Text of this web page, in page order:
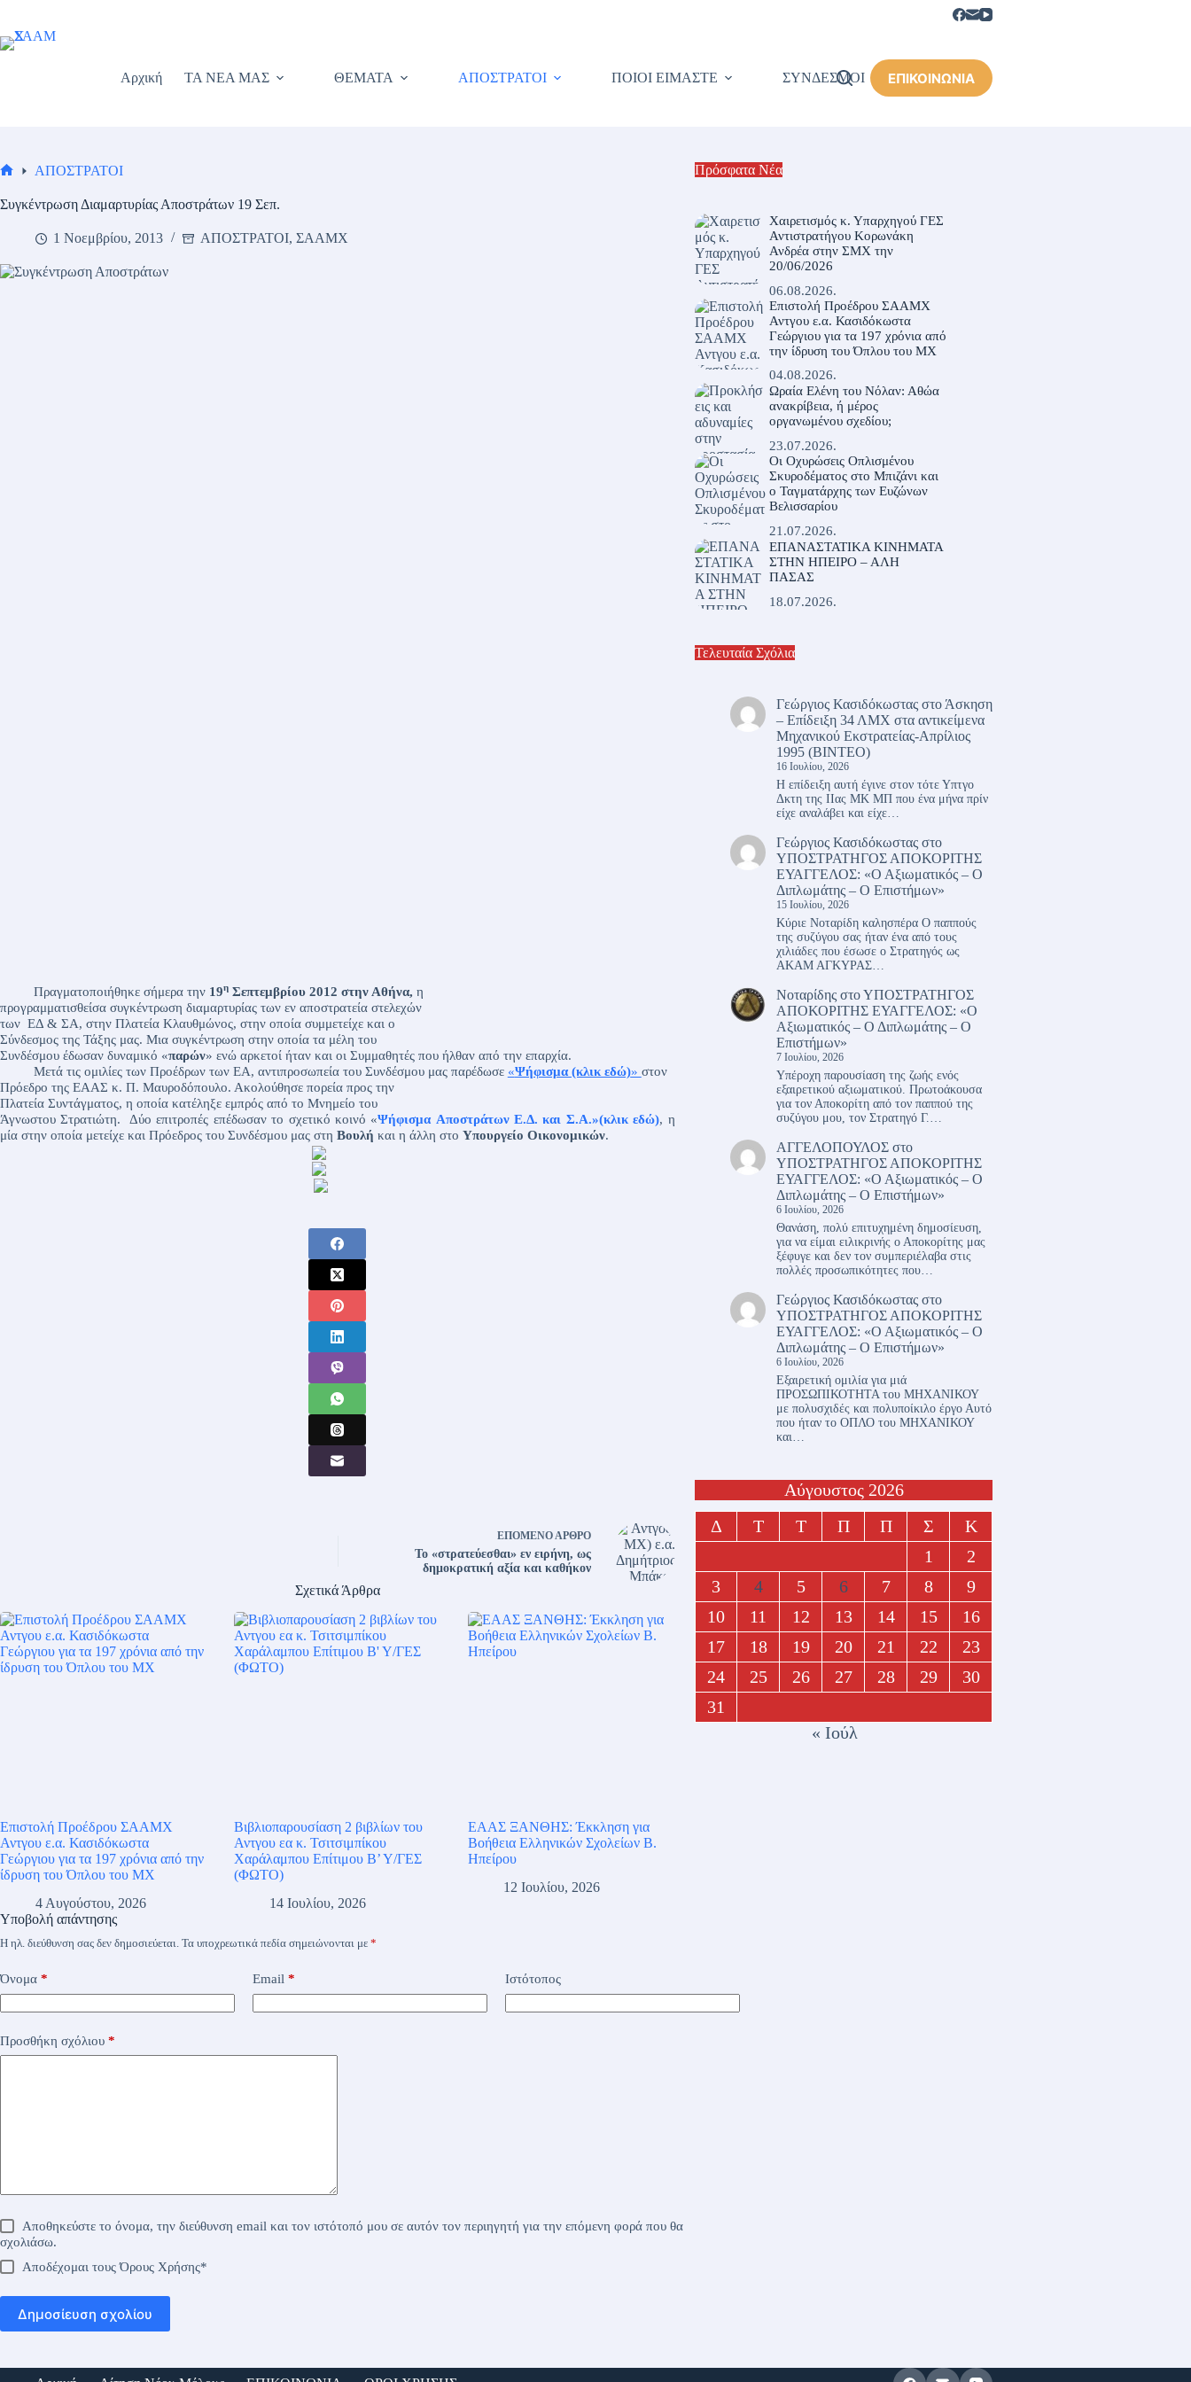
περιεχόμενο
Αρχική ΤΑ ΝΕΑ ΜΑΣ ΘΕΜΑΤΑ ΑΠΟΣΤΡΑΤΟΙ ΠΟΙΟΙ ΕΙΜΑΣΤΕ ΣΥΝΔΕΣΜΟΙ ΕΠΙΚΟΙΝΩΝΙΑ
σελίδα
ΑΠΟΣΤΡΑΤΟΙ
Συγκέντρωση Διαμαρτυρίας Αποστράτων 19 Σεπ.
1 Νοεμβρίου, 2013 ΑΠΟΣΤΡΑΤΟΙ, ΣΑΑΜΧ
Πραγματοποιήθηκε σήμερα την19ηΣεπτεμβρίου 2012 στην Αθήνα, η
προγραμματισθείσα συγκέντρωση διαμαρτυρίας των εν αποστρατεία στελεχών
των ΕΔ & ΣΑ, στην Πλατεία Κλαυθμώνος, στην οποία συμμετείχε και ο
Σύνδεσμος της Τάξης μας. Μια συγκέντρωση στην οποία τα μέλη του
Συνδέσμου έδωσαν δυναμικό «παρών» ενώ αρκετοί ήταν και οι Συμμαθητές που ήλθαν από την επαρχία.
Μετά τις ομιλίες των Προέδρων των ΕΑ, αντιπροσωπεία του Συνδέσμου μας παρέδωσε «Ψήφισμα (κλικ εδώ)» στον
Πρόεδρο της ΕΑΑΣ κ. Π. Μαυροδόπουλο. Ακολούθησε πορεία προς την
Πλατεία Συντάγματος, η οποία κατέληξε εμπρός από το Μνημείο του
Άγνωστου Στρατιώτη. Δύο επιτροπές επέδωσαν το σχετικό κοινό «Ψήφισμα Αποστράτων Ε.Δ. και Σ.Α.»(κλικ εδώ), η
μία στην οποία μετείχε και Πρόεδρος του Συνδέσμου μας στη Βουλή και η άλλη στο Υπουργείο Οικονομικών.
ΕΠΌΜΕΝΟΆΡΘΡΟ
Το «στρατεύεσθαι» εν ειρήνη, ως
δημοκρατική αξία και καθήκον
Σχετικά Άρθρα
Επιστολή Προέδρου ΣΑΑΜΧ
Αντγου ε.α. Κασιδόκωστα
Γεώργιου για τα 197 χρόνια από την
ίδρυση του Όπλου του ΜΧ
4 Αυγούστου, 2026
Bιβλιοπαρουσίαση 2 βιβλίων του
Αντγου εα κ. Τσιτσιμπίκου
Χαράλαμπου Επίτιμου Β’ Υ/ΓΕΣ
(ΦΩΤΟ)
14 Ιουλίου, 2026
ΕΑΑΣ ΞΑΝΘΗΣ: Έκκληση για
Βοήθεια Ελληνικών Σχολείων Β.
Ηπείρου
12 Ιουλίου, 2026
Υποβολή απάντησης
Η ηλ. διεύθυνση σας δεν δημοσιεύεται. Τα υποχρεωτικά πεδία σημειώνονται με *
Όνομα * Email * Ιστότοπος
Προσθήκη σχόλιου *
Αποθηκεύστε το όνομα, την διεύθυνση email και τον ιστότοπό μου σε αυτόν τον περιηγητή για την επόμενη φορά που θα
σχολιάσω.
Αποδέχομαι τουςΌρους Χρήσης*
Δημοσίευση σχολίου
Πρόσφατα Νέα
Χαιρετισμός κ. Υπαρχηγού ΓΕΣ
Αντιστρατήγου Κορωνάκη
Ανδρέα στην ΣΜΧ την
20/06/2026
06.08.2026.
Επιστολή Προέδρου ΣΑΑΜΧ
Αντγου ε.α. Κασιδόκωστα
Γεώργιου για τα 197 χρόνια από
την ίδρυση του Όπλου του ΜΧ
04.08.2026.
Ωραία Ελένη του Νόλαν: Αθώα
ανακρίβεια, ή μέρος
οργανωμένου σχεδίου;
23.07.2026.
Οι Οχυρώσεις Οπλισμένου
Σκυροδέματος στο Μπιζάνι και
ο Ταγματάρχης των Ευζώνων
Βελισσαρίου
21.07.2026.
ΕΠΑΝΑΣΤΑΤΙΚΑ ΚΙΝΗΜΑΤΑ
ΣΤΗΝ ΗΠΕΙΡΟ – ΑΛΗ
ΠΑΣΑΣ
18.07.2026.
Τελευταία Σχόλια
Γεώργιος Κασιδόκωστας στο Άσκηση
– Επίδειξη 34 ΛΜΧ στα αντικείμενα
Μηχανικού Εκστρατείας-Απρίλιος
1995 (ΒΙΝΤΕΟ)
16 Ιουλίου, 2026
Η επίδειξη αυτή έγινε στον τότε Υπτγο
Δκτη της ΙΙας ΜΚ ΜΠ που ένα μήνα πρίν
είχε αναλάβει και είχε…
Γεώργιος Κασιδόκωστας στο
ΥΠΟΣΤΡΑΤΗΓΟΣ ΑΠΟΚΟΡΙΤΗΣ
ΕΥΑΓΓΕΛΟΣ: «Ο Αξιωματικός – Ο
Διπλωμάτης – Ο Επιστήμων»
15 Ιουλίου, 2026
Κύριε Νοταρίδη καλησπέρα Ο παππούς
της συζύγου σας ήταν ένα από τους
χιλιάδες που έσωσε ο Στρατηγός ως
ΑΚΑΜ ΑΓΚΥΡΑΣ…
Νοταρίδης στοΥΠΟΣΤΡΑΤΗΓΟΣ
ΑΠΟΚΟΡΙΤΗΣ ΕΥΑΓΓΕΛΟΣ: «Ο
Αξιωματικός – Ο Διπλωμάτης – Ο
Επιστήμων»
7 Ιουλίου, 2026
Υπέροχη παρουσίαση της ζωής ενός
εξαιρετικού αξιωματικού. Πρωτοάκουσα
για τον Αποκορίτη από τον παππού της
συζύγου μου, τον Στρατηγό Γ.…
ΑΓΓΕΛΟΠΟΥΛΟΣ στο
ΥΠΟΣΤΡΑΤΗΓΟΣ ΑΠΟΚΟΡΙΤΗΣ
ΕΥΑΓΓΕΛΟΣ: «Ο Αξιωματικός – Ο
Διπλωμάτης – Ο Επιστήμων»
6 Ιουλίου, 2026
Θανάση, πολύ επιτυχημένη δημοσίευση,
για να είμαι ειλικρινής ο Αποκορίτης μας
ξέφυγε και δεν τον συμπεριέλαβα στις
πολλές προσωπικότητες που…
Γεώργιος Κασιδόκωστας στο
ΥΠΟΣΤΡΑΤΗΓΟΣ ΑΠΟΚΟΡΙΤΗΣ
ΕΥΑΓΓΕΛΟΣ: «Ο Αξιωματικός – Ο
Διπλωμάτης – Ο Επιστήμων»
6 Ιουλίου, 2026
Εξαιρετική ομιλία για μιά
ΠΡΟΣΩΠΙΚΟΤΗΤΑ του ΜΗΧΑΝΙΚΟΥ
με πολυσχιδές και πολυποίκιλο έργο Αυτό
που ήταν το ΟΠΛΟ του ΜΗΧΑΝΙΚΟΥ
και…
Αύγουστος 2026
Δ
Τ Τ Π Π Σ
Κ
1
2
3
4 5 6 7 8
9
10
11 12 13 14 15
16
17
18 19 20 21 22
23
24
25 26 27 28 29
30
31
« Ιούλ